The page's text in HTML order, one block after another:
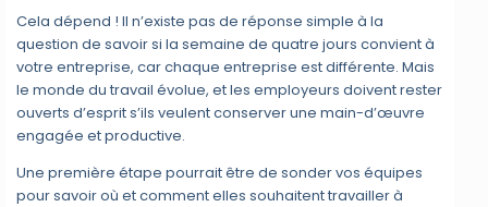
Cela dépend ! Il n’existe pas de réponse simple à la
question de savoir si la semaine de quatre jours convient à
votre entreprise, car chaque entreprise est différente. Mais
le monde du travail évolue, et les employeurs doivent rester
ouverts d’esprit s’ils veulent conserver une main-d’œuvre
engagée et productive.
Une première étape pourrait être de sonder vos équipes
pour savoir où et comment elles souhaitent travailler à